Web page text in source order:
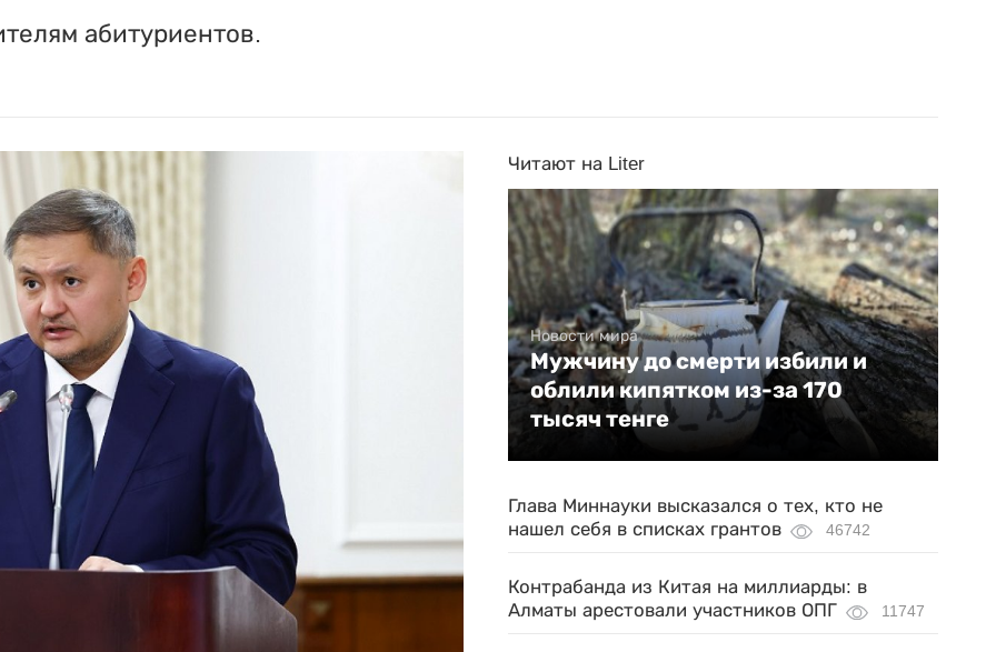
абитуриентов.
Читают на Liter
Новости мира
Мужчину до смерти избили и
облили кипятком из-за 170
тысяч тенге
Глава Миннауки высказался о тех, кто не
нашел себя в списках грантов
46742
Контрабанда из Китая на миллиарды: в
Алматы арестовали участников ОПГ
11747